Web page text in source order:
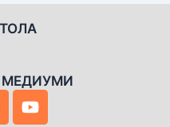
Y
o